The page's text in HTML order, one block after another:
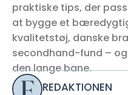
praktiske tips, der
at bygge et
kvalitetstøj, danske
secondhand-fund –
den lange bane.
REDAKTIONEN